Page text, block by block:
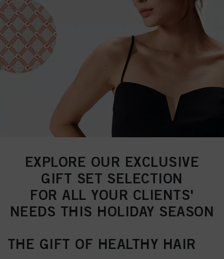
EXPLORE OUR EXCLUSIVE
GIFT SET SELECTION
FOR ALL YOUR CLIENTS'
NEEDS THIS HOLIDAY SEASON
THE GIFT OF HEALTHY HAIR